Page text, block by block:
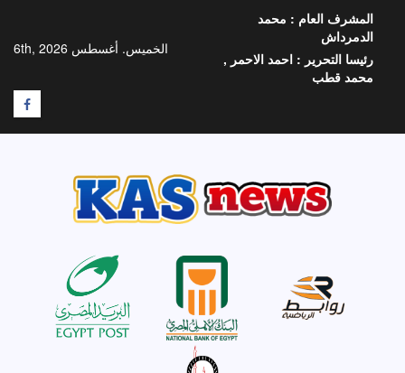
المحتوى
الخميس. أغسطس 6th, 2026
المشرف العام : محمد
الدمرداش
رئيسا التحرير : احمد الاحمر ,
محمد قطب
F